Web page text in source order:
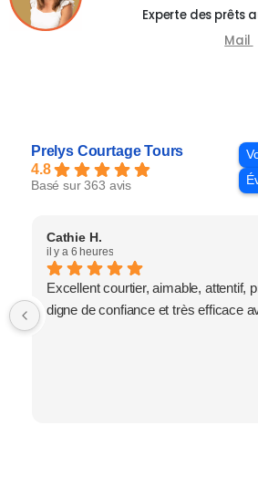
Experte des prêts
Mail
Prelys Courtage Tours
4.8
Basé sur 363 avis
Cathie H.
il y a 6 heures
Excellent courtier, aimable, attentif,
digne de confiance et très efficace